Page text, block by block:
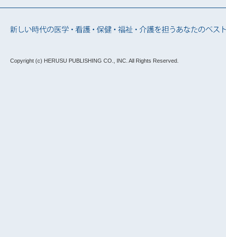
Copyright (c) HERUSU PUBLISHING CO., INC. All Rights Reserved.